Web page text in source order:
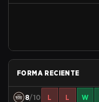
FORMA RECIENTE
8/10 L L W